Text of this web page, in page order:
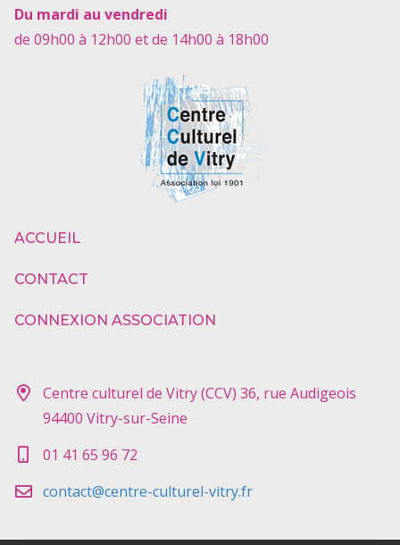
Du mardi au vendredi
de 09h00 à 12h00 et de 14h00 à 18h00
ACCUEIL
CONTACT
CONNEXION ASSOCIATION
Centre culturel de Vitry (CCV) 36, rue Audigeois
94400 Vitry-sur-Seine
01 41 65 96 72
contact@centre-culturel-vitry.fr